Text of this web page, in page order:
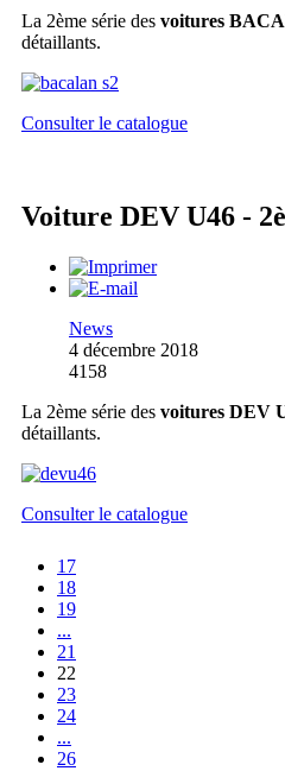
La 2ème série des voitures
détaillants.
Consulter le catalogue
Voiture DEV U46 -
News
4 décembre 2018
4158
La 2ème série des voitures DEV
détaillants.
Consulter le catalogue
17
18
19
...
21
22
23
24
...
26